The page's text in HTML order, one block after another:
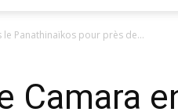
Panathinaïkos pour près de...
Camara